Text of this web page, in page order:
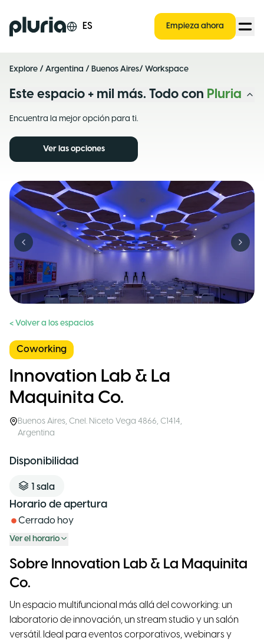
Logo Pluria ES Empieza ahora
Explore / Argentina / Buenos Aires/ Workspace
Este espacio + mil más. Todo con Pluria
Encuentra la mejor opción para ti.
Ver las opciones
Previous slide Next
< Volver a los espacios
Coworking
Innovation Lab & La
Maquinita Co.
Buenos Aires, Cnel. Niceto Vega 4866, C1414,
Argentina
Disponibilidad
1 sala
Horario de apertura
Cerrado hoy
Ver el horario
Sobre Innovation Lab & La Maquinita
Co.
Un espacio multifuncional más allá del coworking: un
laboratorio de innovación, un stream studio y un salón
versátil. Ideal para eventos corporativos, webinars y